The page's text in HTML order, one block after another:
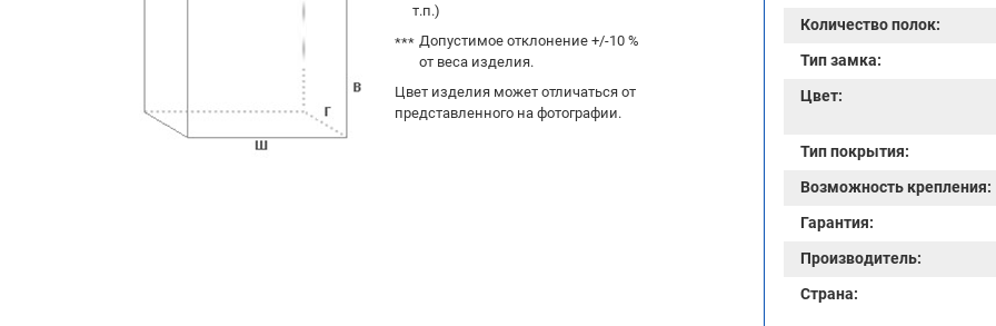
Количество полок:
Тип замка:
Цвет:
Тип покрытия:
Возможность крепления:
Гарантия:
Производитель:
Страна:
т.п.)
Допустимое отклонение +/-10 %
от веса изделия.
Цвет изделия может отличаться от
представленного на фотографии.